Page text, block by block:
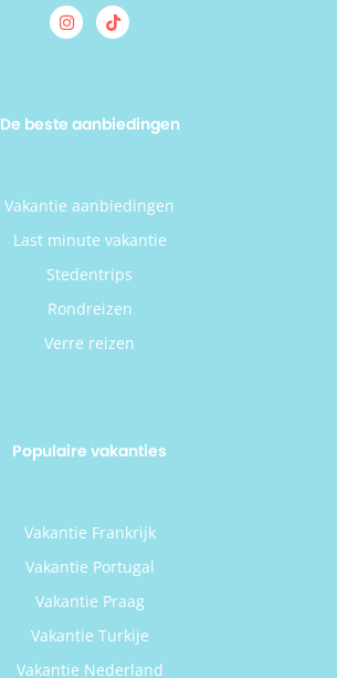
De beste aanbiedingen
Vakantie aanbiedingen
Last minute vakantie
Stedentrips
Rondreizen
Verre reizen
Populaire vakanties
Vakantie Frankrijk
Vakantie Portugal
Vakantie Praag
Vakantie Turkije
Vakantie Nederland